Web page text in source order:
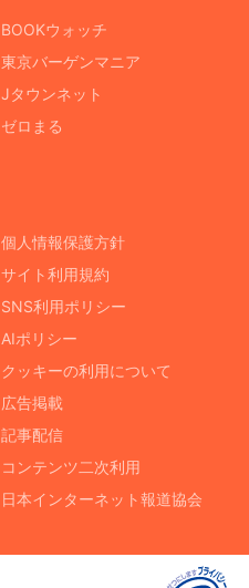
BOOKウォッチ
東京バーゲンマニア
Jタウンネット
ゼロまる
個人情報保護方針
サイト利用規約
SNS利用ポリシー
AIポリシー
クッキーの利用について
広告掲載
記事配信
コンテンツ二次利用
日本インターネット報道協会